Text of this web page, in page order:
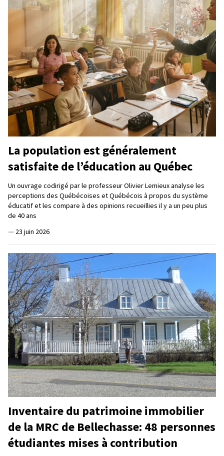
La population est généralement
satisfaite de l’éducation au Québec
Un ouvrage codirigé par le professeur Olivier Lemieux analyse les
perceptions des Québécoises et Québécois à propos du système
éducatif et les compare à des opinions recueillies il y a un peu plus
de 40 ans
— 23 juin 2026
Inventaire du patrimoine immobilier
de la MRC de Bellechasse: 48 personnes
étudiantes mises à contribution